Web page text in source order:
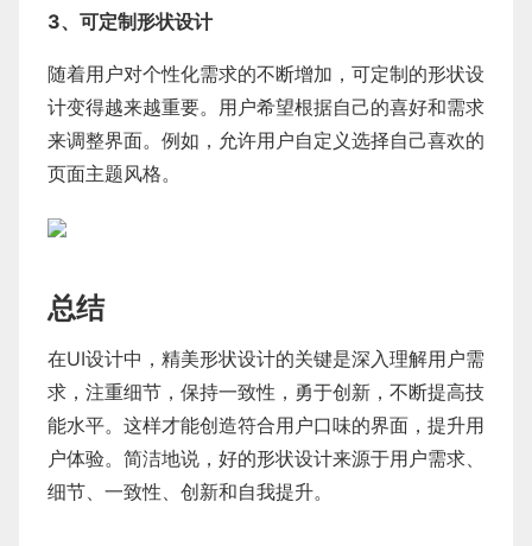
3、可定制形状设计
随着用户对个性化需求的不断增加，可定制的形状设
计变得越来越重要。用户希望根据自己的喜好和需求
来调整界面。例如，允许用户自定义选择自己喜欢的
页面主题风格。
总结
在UI设计中，精美形状设计的关键是深入理解用户需
求，注重细节，保持一致性，勇于创新，不断提高技
能水平。这样才能创造符合用户口味的界面，提升用
户体验。简洁地说，好的形状设计来源于用户需求、
细节、一致性、创新和自我提升。